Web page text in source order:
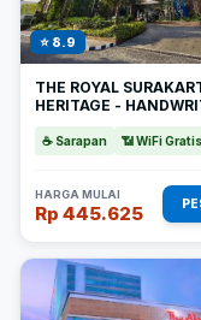
⭐ 8.9
THE ROYAL
HERITAGE -
☕ Sarapan 📶 WiFi Gratis
HARGA MULAI
Rp 445.625